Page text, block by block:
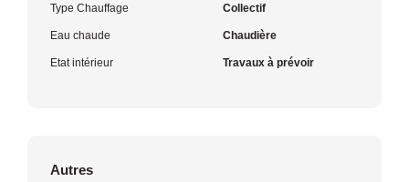
Type Chauffage Collectif
Eau chaude Chaudière
Etat intérieur Travaux à prévoir
Autres